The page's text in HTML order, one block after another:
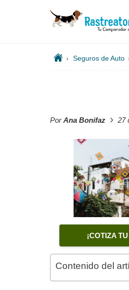
› Seguros de Auto
PorAna Bonifaz › 27
¡COTIZA
Contenido del